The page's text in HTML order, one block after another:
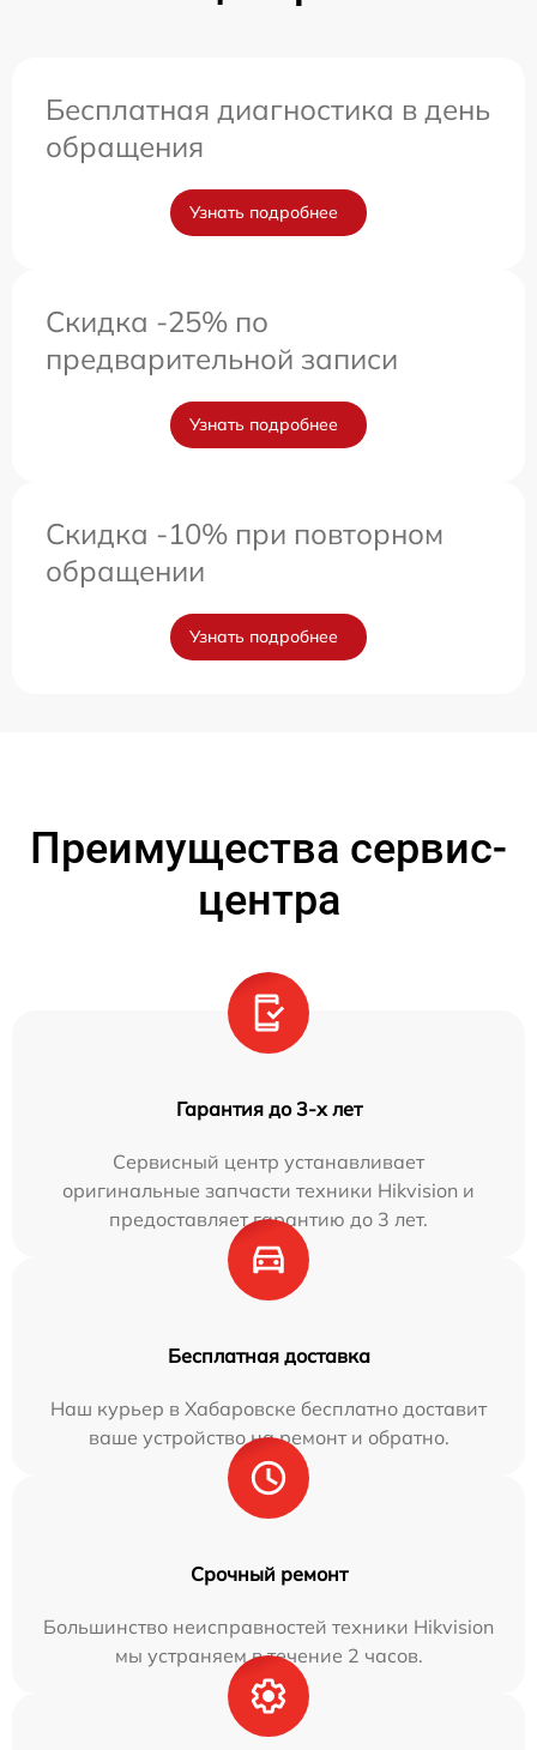
Бесплатная диагностика в день
обращения
Узнать подробнее
Скидка -25% по
предварительной записи
Узнать подробнее
Скидка -10% при повторном
обращении
Узнать подробнее
Преимущества сервис-
центра
Гарантия до 3-х лет
Сервисный центр устанавливает
оригинальные запчасти техники Hikvision и
предоставляет гарантию до 3 лет.
Бесплатная доставка
Наш курьер в Хабаровске бесплатно доставит
ваше устройство на ремонт и обратно.
Срочный ремонт
Большинство неисправностей техники Hikvision
мы устраняем в течение 2 часов.